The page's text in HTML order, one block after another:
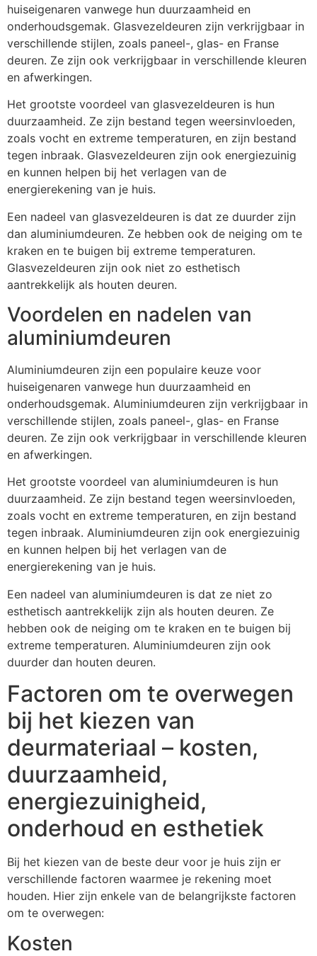
huiseigenaren vanwege hun duurzaamheid en
onderhoudsgemak. Glasvezeldeuren zijn verkrijgbaar in
verschillende stijlen, zoals paneel-, glas- en Franse
deuren. Ze zijn ook verkrijgbaar in verschillende kleuren
en afwerkingen.
Het grootste voordeel van glasvezeldeuren is hun
duurzaamheid. Ze zijn bestand tegen weersinvloeden,
zoals vocht en extreme temperaturen, en zijn bestand
tegen inbraak. Glasvezeldeuren zijn ook energiezuinig
en kunnen helpen bij het verlagen van de
energierekening van je huis.
Een nadeel van glasvezeldeuren is dat ze duurder zijn
dan aluminiumdeuren. Ze hebben ook de neiging om te
kraken en te buigen bij extreme temperaturen.
Glasvezeldeuren zijn ook niet zo esthetisch
aantrekkelijk als houten deuren.
Voordelen en nadelen van
aluminiumdeuren
Aluminiumdeuren zijn een populaire keuze voor
huiseigenaren vanwege hun duurzaamheid en
onderhoudsgemak. Aluminiumdeuren zijn verkrijgbaar in
verschillende stijlen, zoals paneel-, glas- en Franse
deuren. Ze zijn ook verkrijgbaar in verschillende kleuren
en afwerkingen.
Het grootste voordeel van aluminiumdeuren is hun
duurzaamheid. Ze zijn bestand tegen weersinvloeden,
zoals vocht en extreme temperaturen, en zijn bestand
tegen inbraak. Aluminiumdeuren zijn ook energiezuinig
en kunnen helpen bij het verlagen van de
energierekening van je huis.
Een nadeel van aluminiumdeuren is dat ze niet zo
esthetisch aantrekkelijk zijn als houten deuren. Ze
hebben ook de neiging om te kraken en te buigen bij
extreme temperaturen. Aluminiumdeuren zijn ook
duurder dan houten deuren.
Factoren om te overwegen
bij het kiezen van
deurmateriaal – kosten,
duurzaamheid,
energiezuinigheid,
onderhoud en esthetiek
Bij het kiezen van de beste deur voor je huis zijn er
verschillende factoren waarmee je rekening moet
houden. Hier zijn enkele van de belangrijkste factoren
om te overwegen:
Kosten